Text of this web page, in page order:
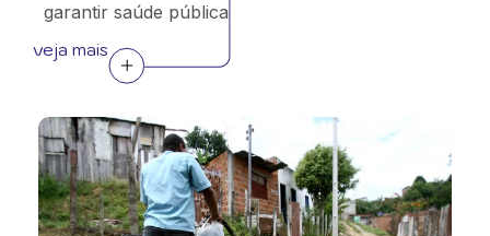
garantir saúde pública
veja mais